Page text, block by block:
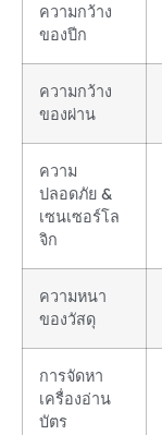
ความกว้าง
ของปีก
ความกว้าง
ของผ่าน
ความ
ปลอดภัย &
เซนเซอร์โล
จิก
ความหนา
ของวัสดุ
การจัดหา
เครื่องอ่าน
บัตร